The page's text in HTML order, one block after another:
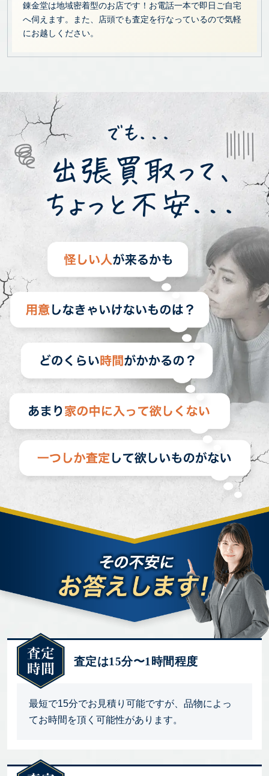
錬金堂は地域密着型のお店です！お電話一本で即日ご自宅
へ伺えます。また、店頭でも査定を行なっているので気軽
にお越しください。
査定は15分〜1時間程度
最短で15分でお見積り可能ですが、品物によっ
てお時間を頂く可能性があります。